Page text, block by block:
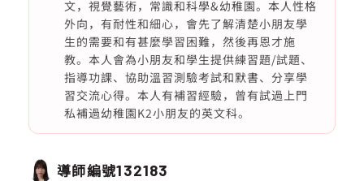
文，視覺藝術，常識和科學&幼稚園。本人性格
外向，有耐性和細心，會先了解清楚小朋友學
生的需要和有甚麼學習困難，然後再恩才施
教。本人會為小朋友和學生提供練習題/試題、
指導功課、協助溫習測驗考試和默書、分享學
習交流心得。本人有補習經驗，曾有試過上門
私補過幼稚園K2小朋友的英文科。
導師編號132183